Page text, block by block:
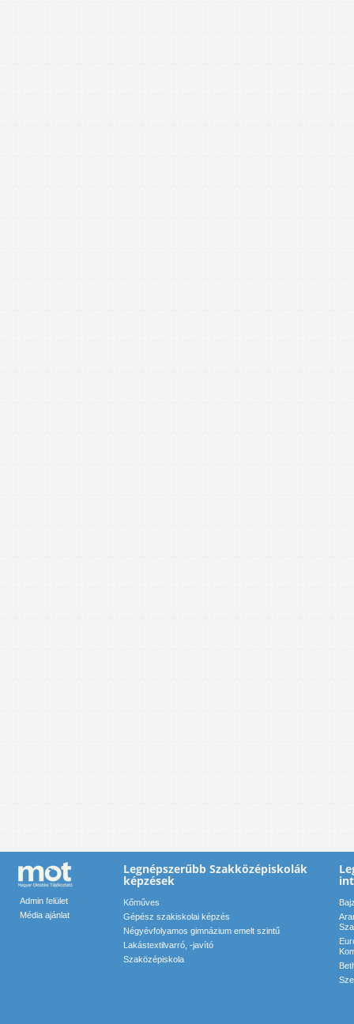
Admin felület
Média ajánlat
Legnépszerűbb Szakközépiskolák
képzések
Kőműves
Gépész szakiskolai képzés
Négyévfolyamos gimnázium emelt szintű
Lakástextilvarró, -javító
Szaközépiskola